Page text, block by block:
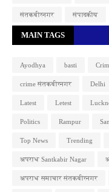
संतकबीरनगर संपादकीय
MAIN TAGS
Ayodhya basti
crime संतकबीरनगर Delhi
Latest Letest
Politics Rampur
Top News Trending
अपराध Santkabir Nagar
अपराध समाचार संतकबीरनगर